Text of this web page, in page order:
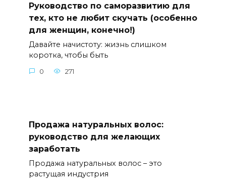
Руководство по саморазвитию для
тех, кто не любит скучать (особенно
для женщин, конечно!)
Давайте начистоту: жизнь слишком
коротка, чтобы быть
0 271
Продажа натуральных волос:
руководство для желающих
заработать
Продажа натуральных волос – это
растущая индустрия